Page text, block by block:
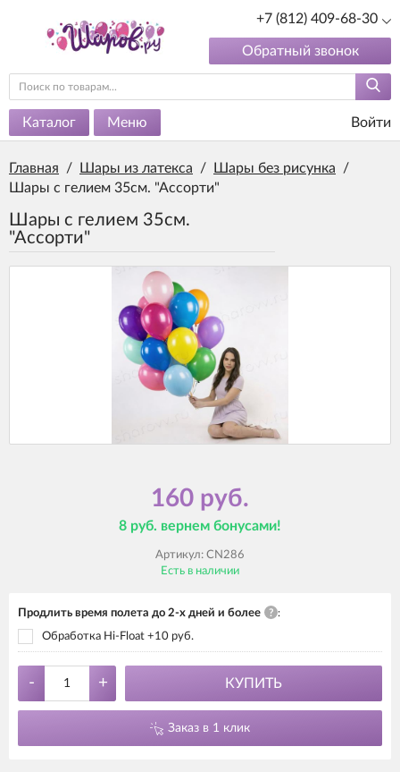
+7 (812) 409-68-30
Обратный звонок
Каталог Меню Войти
Главная / Шары из латекса / Шары без рисунка
/
Шары с гелием 35см. "Ассорти"
Шары с гелием 35см.
"Ассорти"
160 руб.
8 руб. вернем бонусами!
Артикул: CN286
Есть в наличии
Продлить время полета до 2-х дней и более ? :
Обработка Hi-Float +10 руб.
- + КУПИТЬ
Заказ в 1 клик